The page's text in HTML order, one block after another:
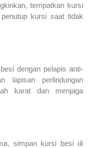
tempatkan kursi
kursi saat tidak
dengan pelapis anti-
lapisan perlindungan
karat dan menjaga
simpan kursi besi di